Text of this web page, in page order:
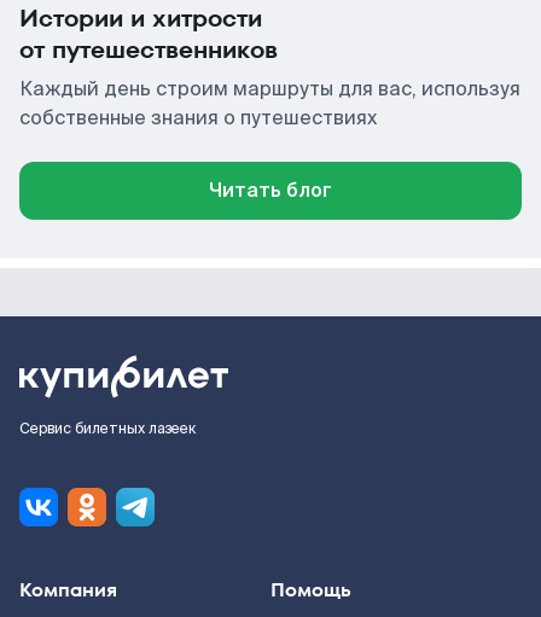
Истории и хитрости
от путешественников
Каждый день строим маршруты для вас, используя
собственные знания о путешествиях
Читать блог
Сервис билетных лазеек
Компания Помощь